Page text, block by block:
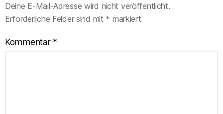
Deine E-Mail-Adresse wird nicht veröffentlicht.
Erforderliche Felder sind mit * markiert
Kommentar *